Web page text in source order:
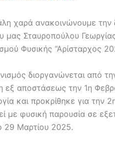
χαρά ανακοινώνουμε την
μας Σταυροπούλου
Φυσικής “Αρίσταρχος
διοργανώνεται από
εξ αποστάσεως την 1η
και προκρίθηκε για την
με φυσική παρουσία σε
29 Μαρτίου 2025.